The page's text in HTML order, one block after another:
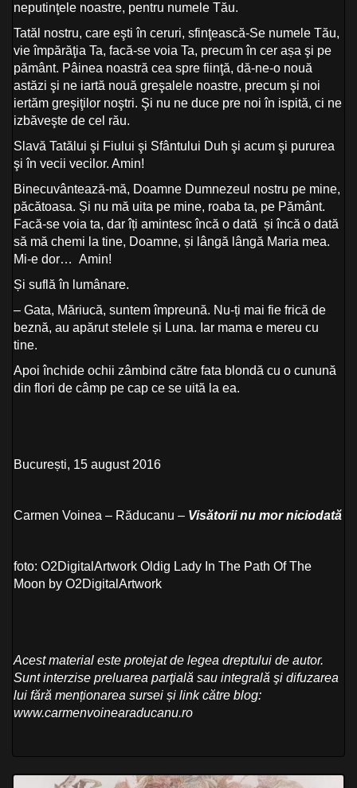
neputinţele noastre, pentru numele Tău.
Tatăl nostru, care eşti în ceruri, sfinţească-Se numele Tău,
vie împărăţia Ta, facă-se voia Ta, precum în cer așa şi pe
pământ. Pâinea noastră cea spre fiinţă, dă-ne-o nouă
astăzi şi ne iartă nouă greşalele noastre, precum şi noi
iertăm greşiţilor noştri. Şi nu ne duce pre noi în ispită, ci ne
izbăveşte de cel rău.
Slavă Tatălui şi Fiului şi Sfântului Duh şi acum şi pururea
şi în vecii vecilor. Amin!
Binecuvântează-mă, Doamne Dumnezeul nostru pe mine,
păcătoasa. Și nu mă uita pe mine, roaba ta, pe Pământ.
Facă-se voia ta, dar îți amintesc încă o dată și încă o dată
să mă chemi la tine, Doamne, și lângă lângă Maria mea.
Mi-e dor… Amin!
Și suflă în lumânare.
– Gata, Măriucă, suntem împreună. Nu-ți mai fie frică de
beznă, au apărut stelele și Luna. Iar mama e mereu cu
tine.
Apoi închide ochii zâmbind către fata blondă cu o cunună
din flori de câmp pe cap ce se uită la ea.
București, 15 august 2016
Carmen Voinea – Răducanu – Visătorii nu mor niciodată
foto: O2DigitalArtwork Oldig Lady In The Path Of The
Moon by O2DigitalArtwork
Acest material este protejat de legea dreptului de autor.
Sunt interzise preluarea parţială sau integrală şi difuzarea
lui fără menționarea sursei și link către blog:
www.carmenvoinearaducanu.ro